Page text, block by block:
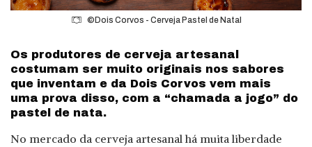
©Dois Corvos - Cerveja Pastel de Natal
Os produtores de cerveja artesanal
costumam ser muito originais nos sabores
que inventam e da Dois Corvos vem mais
uma prova disso, com a “chamada a jogo” do
pastel de nata.
No mercado da cerveja artesanal há muita liberdade